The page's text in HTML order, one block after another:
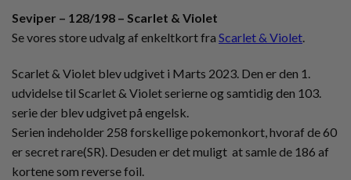
Seviper – 128/198 – Scarlet & Violet
Se vores store udvalg af enkeltkort fra Scarlet & Violet.
Scarlet & Violet blev udgivet i Marts 2023. Den er den 1.
udvidelse til Scarlet & Violet serierne og samtidig den 103.
serie der blev udgivet på engelsk.
Serien indeholder 258 forskellige pokemonkort, hvoraf de 60
er secret rare(SR). Desuden er det muligt at samle de 186 af
kortene som reverse foil.